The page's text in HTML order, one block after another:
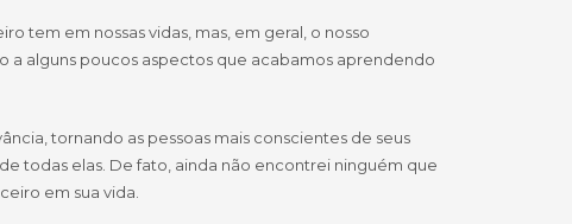
tem em nossas vidas, mas, em geral, o nosso
alguns poucos aspectos que acabamos aprendendo
tornando as pessoas mais conscientes de seus
todas elas. De fato, ainda não encontrei ninguém que
em sua vida.